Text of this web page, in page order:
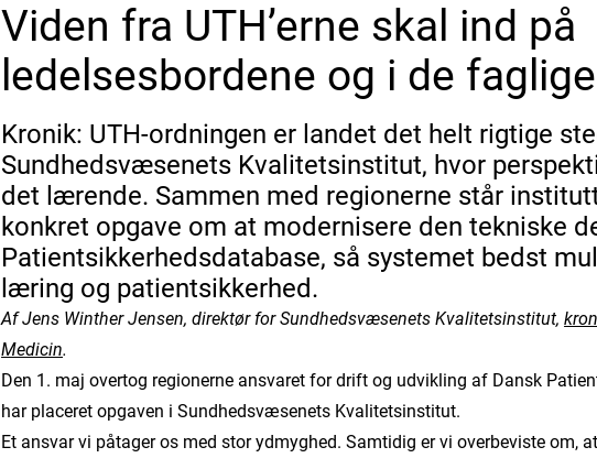
Viden fra UTH’erne skal ind på
ledelsesbordene og i de
Kronik: UTH-ordningen er landet det helt rigtige
Sundhedsvæsenets Kvalitetsinstitut, hvor
det lærende. Sammen med regionerne står
konkret opgave om at modernisere den tekniske
Patientsikkerhedsdatabase, så systemet bedst
læring og patientsikkerhed.
Af Jens Winther Jensen, direktør for Sundhedsvæsenets Kvalitetsinstitut,
Medicin.
Den 1. maj overtog regionerne ansvaret for drift og udvikling af Dansk
har placeret opgaven i Sundhedsvæsenets Kvalitetsinstitut.
Et ansvar vi påtager os med stor ydmyghed. Samtidig er vi overbeviste om,